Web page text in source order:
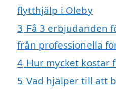
flytthjälp i Oleby
3 Få 3 erbjudanden
från professionella
4 Hur mycket kostar
5 Vad hjälper till att